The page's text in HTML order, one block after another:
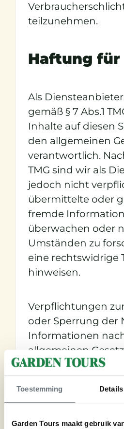
Toestemming Details
Garden Tours maakt gebruik
teilzunehmen.
Haftung
Als
gemäß § 7 Abs.1
Inhalte auf diesen
den allgemeinen
verantwortlich.
TMG sind wir als
jedoch nicht
übermittelte oder
fremde
überwachen oder
Umständen zu
eine rechtswidrige
hinweisen.
Verpflichtungen
oder Sperrung der
Informationen
allgemeinen
hiervon unberührt.
diesbezügliche
jedoch erst ab dem
Rechtsverletzung